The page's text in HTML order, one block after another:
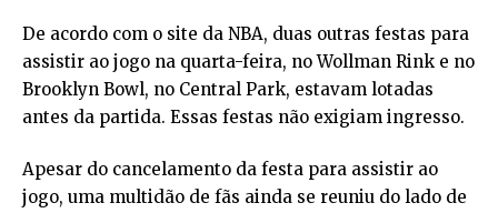
De acordo com o site da NBA, duas outras festas para
assistir ao jogo na quarta-feira, no Wollman Rink e no
Brooklyn Bowl, no Central Park, estavam lotadas
antes da partida. Essas festas não exigiam ingresso.
Apesar do cancelamento da festa para assistir ao
jogo, uma multidão de fãs ainda se reuniu do lado de